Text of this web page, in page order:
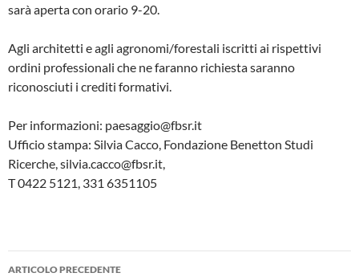
sarà aperta con orario 9-20.
Agli architetti e agli agronomi/forestali iscritti ai rispettivi
ordini professionali che ne faranno richiesta saranno
riconosciuti i crediti formativi.
Per informazioni: paesaggio@fbsr.it
Ufficio stampa: Silvia Cacco, Fondazione Benetton Studi
Ricerche, silvia.cacco@fbsr.it,
T 0422 5121, 331 6351105
Navigazione
ARTICOLO PRECEDENTE